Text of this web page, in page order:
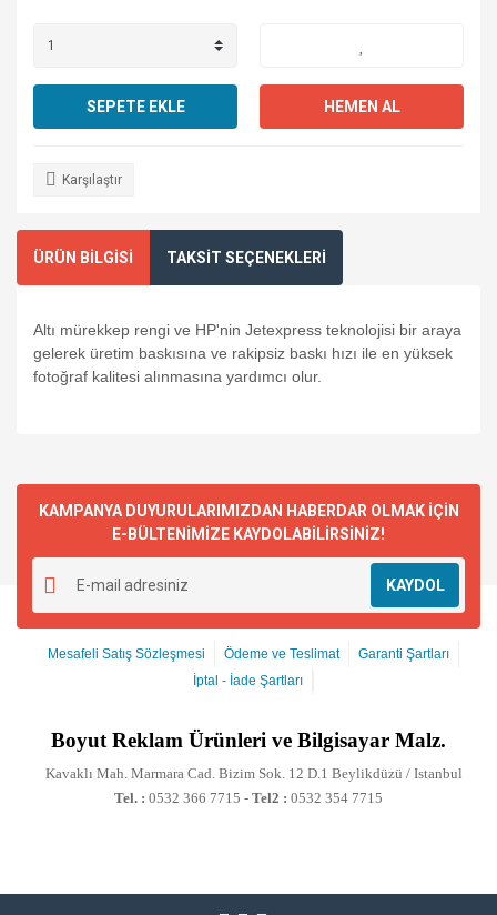
SEPETE EKLE HEMEN AL
Karşılaştır
ÜRÜN BİLGİSİ TAKSİT SEÇENEKLERİ
Altı mürekkep rengi ve HP'nin Jetexpress teknolojisi bir araya
gelerek üretim baskısına ve rakipsiz baskı hızı ile en yüksek
fotoğraf kalitesi alınmasına yardımcı olur.
KAMPANYA DUYURULARIMIZDAN HABERDAR OLMAK İÇİN
E-BÜLTENİMİZE KAYDOLABİLİRSİNİZ!
KAYDOL
Mesafeli Satış Sözleşmesi Ödeme ve Teslimat
Garanti Şartları
İptal - İade Şartları
Boyut Reklam Ürünleri ve Bilgisayar Malz.
Kavaklı Mah. Marmara Cad. Bizim Sok. 12 D.1 Beylikdüzü / Istanbul
Tel. : 0532 366 7715 - Tel2 : 0532 354 7715